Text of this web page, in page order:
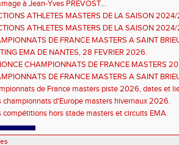
à Jean-Yves PREVOST...
ATHLETES MASTERS DE LA SAISON
athlètes femmes.
ATHLETES MASTERS DE LA SAISON
DE FRANCE MASTERS A SAINT
sur les inscriptions et report de la date limite.
EMA DE NANTES, 28 FEVRIER 2026.
CHAMPIONNATS DE FRANCE MASTERS
COMBINÉES ET ÉPREUVES DE DEMI FOND
DE FRANCE MASTERS A SAINT
site de l'organisation.
de France masters piste 2026, dates et
championnats d'Europe masters hivernaux 2026.
compétitions hors stade masters et circuits EMA.